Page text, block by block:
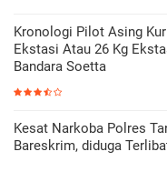
Kronologi Pilot Asing
Ekstasi Atau 26 Kg
Bandara Soetta
Kesat Narkoba Polres
Bareskrim, diduga